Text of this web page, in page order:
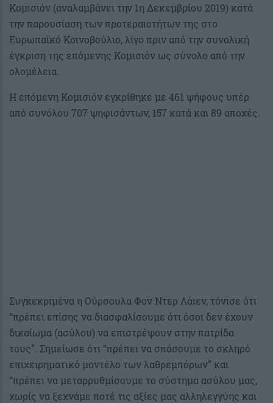
Κομισιόν (αναλαμβάνει την 1η Δεκεμβρίου 2019) κατά
την παρουσίαση των προτεραιοτήτων της στο
Ευρωπαϊκό Κοινοβούλιο, λίγο πριν από την συνολική
έγκριση της επόμενης Κομισιόν ως σύνολο από την
ολομέλεια.
Η επόμενη Κομισιόν εγκρίθηκε με 461 ψήφους υπέρ
από συνόλου 707 ψηφισάντων, 157 κατά και 89 αποχές.
Συγκεκριμένα η Ούρσουλα Φον Ντερ Λάιεν, τόνισε ότι
“πρέπει επίσης να διασφαλίσουμε ότι όσοι δεν έχουν
δικαίωμα (ασύλου) να επιστρέψουν στην πατρίδα
τους”. Σημείωσε ότι “πρέπει να σπάσουμε το σκληρό
επιχειρηματικό μοντέλο των λαθρεμπόρων” και
“πρέπει να μεταρρυθμίσουμε το σύστημα ασύλου μας,
χωρίς να ξεχνάμε ποτέ τις αξίες μας αλληλεγγύης και